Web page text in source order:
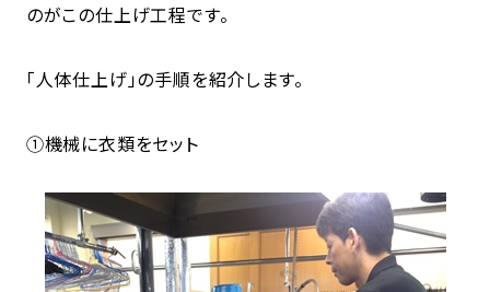
のがこの仕上げ工程です。
「人体仕上げ」の手順を紹介します。
①機械に衣類をセット